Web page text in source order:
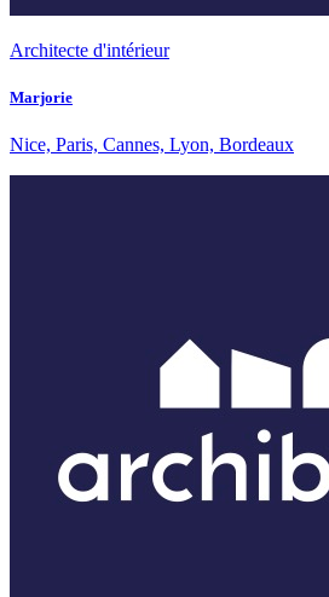
Architecte d'intérieur
Marjorie
Nice, Paris, Cannes, Lyon, Bordeaux